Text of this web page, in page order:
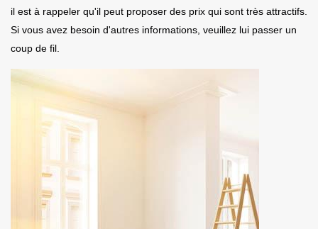
il est à rappeler qu'il peut proposer des prix qui sont très attractifs.
Si vous avez besoin d'autres informations, veuillez lui passer un
coup de fil.